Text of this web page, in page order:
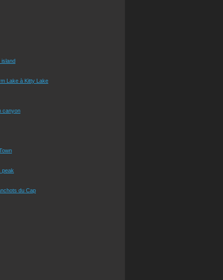
island
Lake à Kitty Lake
canyon
peak
du Cap